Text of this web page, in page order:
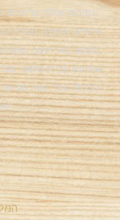
נתיבות, אילת, קריית ים,
אדומים, אופקים, טמרה,
מונסון, באר יעקב, באקה
שפרעם, קריית מלאכי,
הכרמל, ערד, נשר,